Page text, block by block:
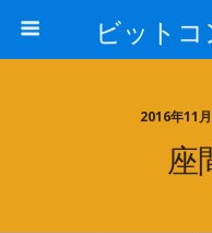
ビット
2016年11
座